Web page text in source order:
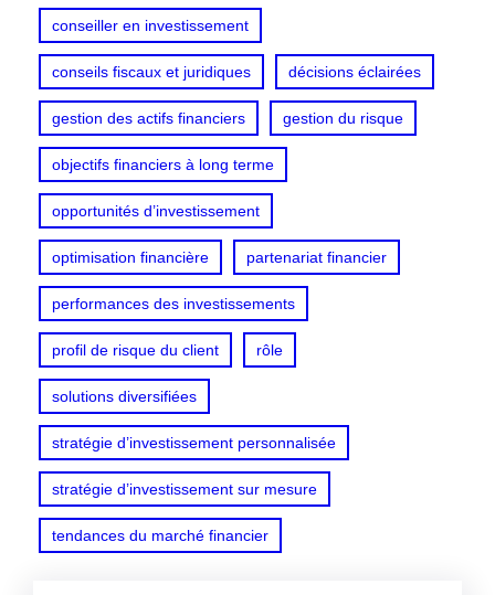
conseiller en investissement
conseils fiscaux et juridiques décisions éclairées
gestion des actifs financiers gestion du risque
objectifs financiers à long terme
opportunités d’investissement
optimisation financière partenariat financier
performances des investissements
profil de risque du client rôle
solutions diversifiées
stratégie d’investissement personnalisée
stratégie d’investissement sur mesure
tendances du marché financier